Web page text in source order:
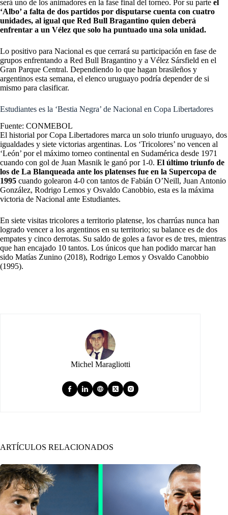
será uno de los animadores en la fase final del torneo. Por su parte el
‘Albo’ a falta de dos partidos por disputarse cuenta con cuatro
unidades, al igual que Red Bull Bragantino quien deberá
enfrentar a un Vélez que solo ha puntuado una sola unidad.
Lo positivo para Nacional es que cerrará su participación en fase de
grupos enfrentando a Red Bull Bragantino y a Vélez Sársfield en el
Gran Parque Central. Dependiendo lo que hagan brasileños y
argentinos esta semana, el elenco uruguayo podría depender de si
mismo para clasificar.
Estudiantes es la ‘Bestia Negra’ de Nacional en Copa Libertadores
Fuente: CONMEBOL
El historial por Copa Libertadores marca un solo triunfo uruguayo, dos
igualdades y siete victorias argentinas. Los ‘Tricolores’ no vencen al
‘León’ por el máximo torneo continental en Sudamérica desde 1971
cuando con gol de Juan Masnik le ganó por 1-0. El último triunfo de
los de La Blanqueada ante los platenses fue en la Supercopa de
1995 cuando golearon 4-0 con tantos de Fabián O’Neill, Juan Antonio
González, Rodrigo Lemos y Osvaldo Canobbio, esta es la máxima
victoria de Nacional ante Estudiantes.
En siete visitas tricolores a territorio platense, los charrúas nunca han
logrado vencer a los argentinos en su territorio; su balance es de dos
empates y cinco derrotas. Su saldo de goles a favor es de tres, mientras
que han encajado 10 tantos. Los únicos que han podido marcar han
sido Matías Zunino (2018), Rodrigo Lemos y Osvaldo Canobbio
(1995).
Michel Maragliotti
ARTÍCULOS RELACIONADOS